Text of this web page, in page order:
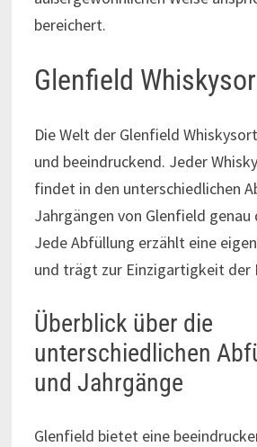
bereichert.
Glenfield
Die Welt der Glenfield
und beeindruckend. Jeder
findet in den unterschiedlichen
Jahrgängen von Glenfield genau
Jede Abfüllung erzählt eine
und trägt zur Einzigartigkeit der
Überblick über die
unterschiedlichen
und Jahrgänge
Glenfield bietet eine